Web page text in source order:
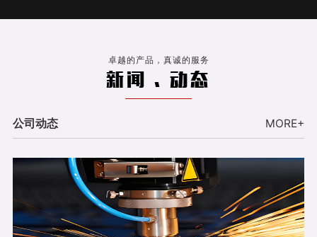
卓越的产品，真诚的服务
新闻 . 动态
公司动态 MORE+